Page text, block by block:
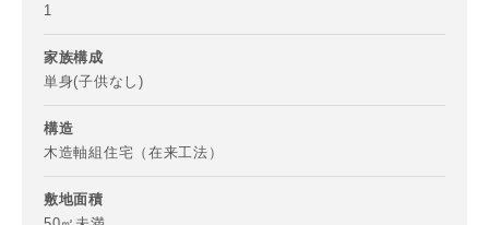
1
家族構成
単身(子供なし)
構造
木造軸組住宅（在来工法）
敷地面積